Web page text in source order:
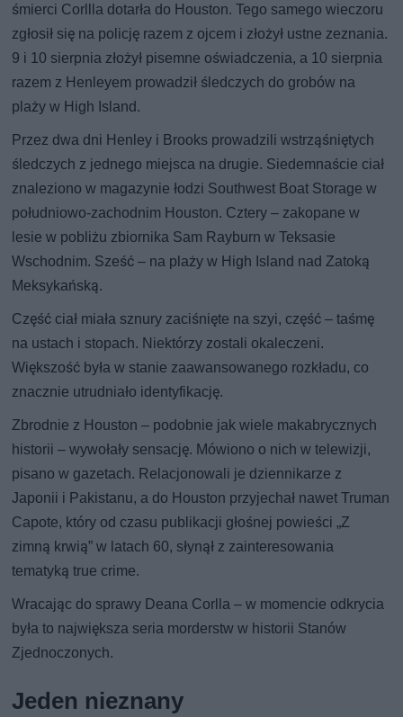
śmierci Corllla dotarła do Houston. Tego samego wieczoru
zgłosił się na policję razem z ojcem i złożył ustne zeznania.
9 i 10 sierpnia złożył pisemne oświadczenia, a 10 sierpnia
razem z Henleyem prowadził śledczych do grobów na
plaży w High Island.
Przez dwa dni Henley i Brooks prowadzili wstrząśniętych
śledczych z jednego miejsca na drugie. Siedemnaście ciał
znaleziono w magazynie łodzi Southwest Boat Storage w
południowo-zachodnim Houston. Cztery – zakopane w
lesie w pobliżu zbiornika Sam Rayburn w Teksasie
Wschodnim. Sześć – na plaży w High Island nad Zatoką
Meksykańską.
Część ciał miała sznury zaciśnięte na szyi, część – taśmę
na ustach i stopach. Niektórzy zostali okaleczeni.
Większość była w stanie zaawansowanego rozkładu, co
znacznie utrudniało identyfikację.
Zbrodnie z Houston – podobnie jak wiele makabrycznych
historii – wywołały sensację. Mówiono o nich w telewizji,
pisano w gazetach. Relacjonowali je dziennikarze z
Japonii i Pakistanu, a do Houston przyjechał nawet Truman
Capote, który od czasu publikacji głośnej powieści „Z
zimną krwią” w latach 60, słynął z zainteresowania
tematyką true crime.
Wracając do sprawy Deana Corlla – w momencie odkrycia
była to największa seria morderstw w historii Stanów
Zjednoczonych.
Jeden nieznany